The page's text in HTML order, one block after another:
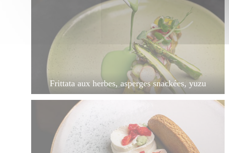
Frittata aux herbes, asperges snackées, yuzu